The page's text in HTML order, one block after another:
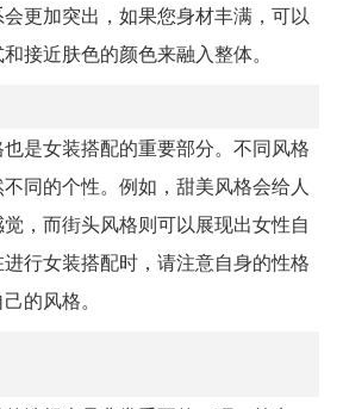
更加突出，如果您身材丰满，可以
接近肤色的颜色来融入整体。
是女装搭配的重要部分。不同风格
同的个性。例如，甜美风格会给人
，而街头风格则可以展现出女性自
行女装搭配时，请注意自身的性格
的风格。